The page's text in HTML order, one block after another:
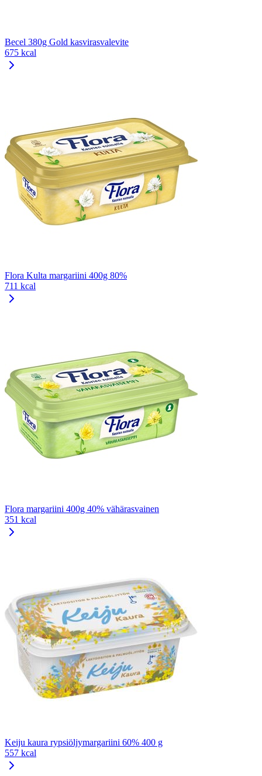
Becel 380g Gold kasvirasvalevite
675 kcal
Flora Kulta margariini 400g 80%
711 kcal
Flora margariini 400g 40% vähärasvainen
351 kcal
Keiju kaura rypsiöljymargariini 60% 400 g
557 kcal